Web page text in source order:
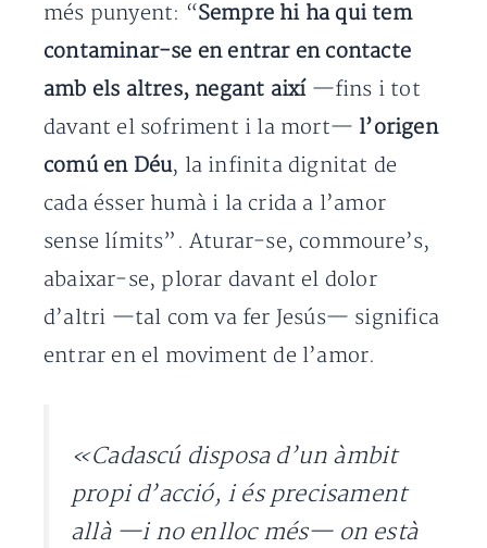
més punyent: “Sempre hi ha qui tem
contaminar-se en entrar en contacte
amb els altres, negant així—fins i tot
davant el sofriment i la mort— l’origen
comú en Déu, la infinita dignitat de
cada ésser humà i la crida a l’amor
sense límits”. Aturar-se, commoure’s,
abaixar-se, plorar davant el dolor
d’altri —tal com va fer Jesús— significa
entrar en el moviment de l’amor.
«Cadascú disposa d’un àmbit
propi d’acció, i és precisament
allà —i no enlloc més— on està